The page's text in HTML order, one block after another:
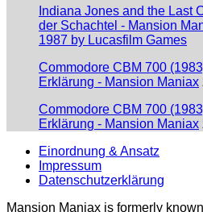
Indiana Jones and the Last
der Schachtel - Mansion
1987 by Lucasfilm Games
Commodore CBM 700
Erklärung - Mansion Maniax
Commodore CBM 700
Erklärung - Mansion Maniax
Einordnung & Ansatz
Impressum
Datenschutzerklärung
Mansion Maniax is formerly